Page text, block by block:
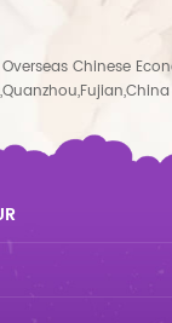
Chinese